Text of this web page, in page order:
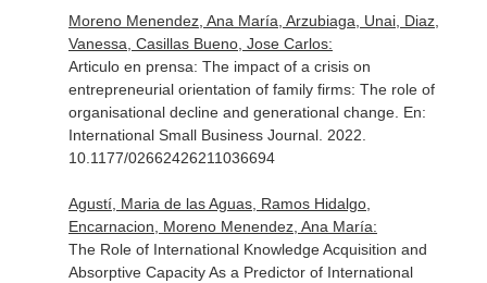
Moreno Menendez, Ana María, Arzubiaga, Unai, Diaz,
Vanessa, Casillas Bueno, Jose Carlos:
Articulo en prensa: The impact of a crisis on
entrepreneurial orientation of family firms: The role of
organisational decline and generational change. En:
International Small Business Journal. 2022.
10.1177/02662426211036694
Agustí, Maria de las Aguas, Ramos Hidalgo,
Encarnacion, Moreno Menendez, Ana María:
The Role of International Knowledge Acquisition and
Absorptive Capacity As a Predictor of International